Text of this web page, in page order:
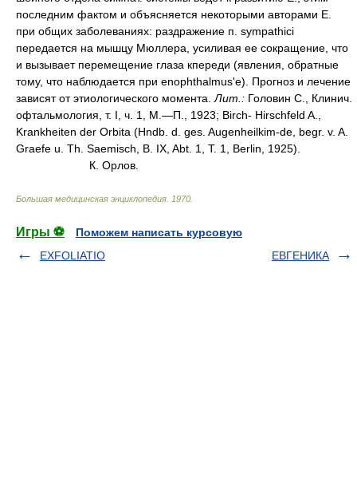
последним фактом и объясняется некоторыми авторами Е.
при общих заболеваниях: раздражение п. sympathici
передается на мышцу Мюллера, усиливая ее сокращение, что
и вызывает перемещение глаза кпереди (явления, обратные
тому, что наблюдается при enophthalmus'e). Прогноз и лечение
зависят от этиологического момента. Лит.: Головин С., Клинич.
офтальмология, т. I, ч. 1, М.—П., 1923; Birch- Hirschfeld A.,
Krankheiten der Orbita (Hndb. d. ges. Augenheilkim-de, begr. v. A.
Graefe u. Th. Saemisch, B. IX, Abt. 1, T. 1, Berlin, 1925).
К. Орлов.
Большая медицинская энциклопедия 1970
Игры ⚽
Поможем написать курсовую
EXFOLIATIO
ЕВГЕНИКА